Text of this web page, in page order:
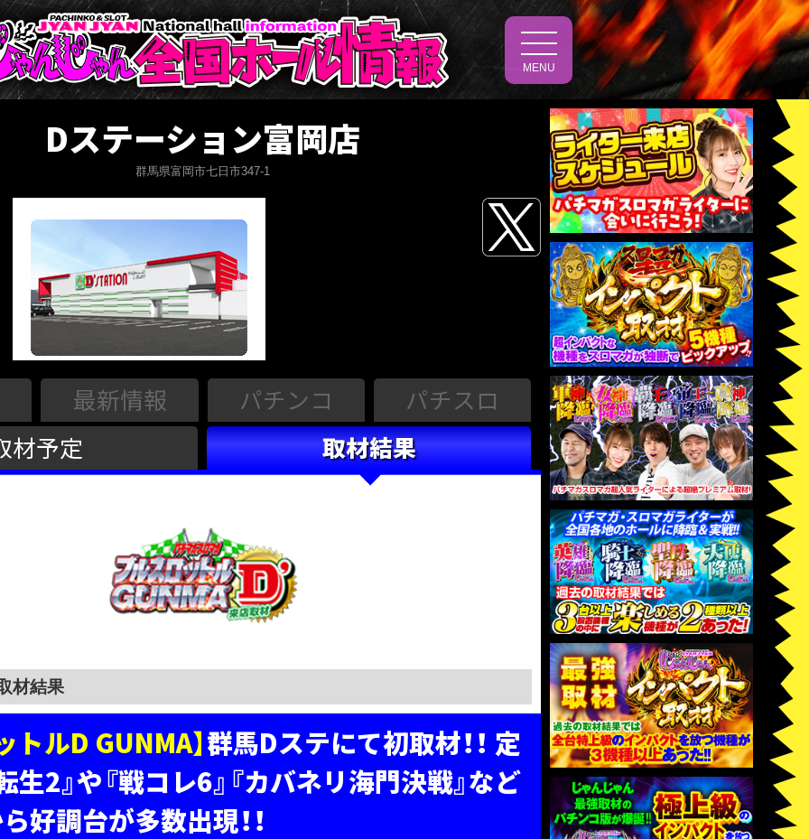
t
o
g
g
l
a
n
MENU
Dステーション富岡店
群馬県富岡市七日市347-1
最新情報 パチンコ
パチスロ
材予定
取材結果
トルD GUNMA】群馬Dステにて初取材！！ 定
生2』や『戦コレ6』『カバネリ海門決戦』など
好調台が多数出現！！